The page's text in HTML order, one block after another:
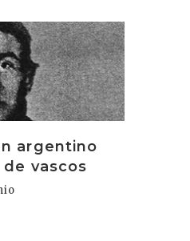
argentino
vascos